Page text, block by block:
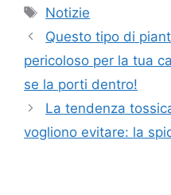
Tag
Notizie
Questo tipo di
pericoloso per la tua
se la porti dentro!
La tendenza
vogliono evitare: la